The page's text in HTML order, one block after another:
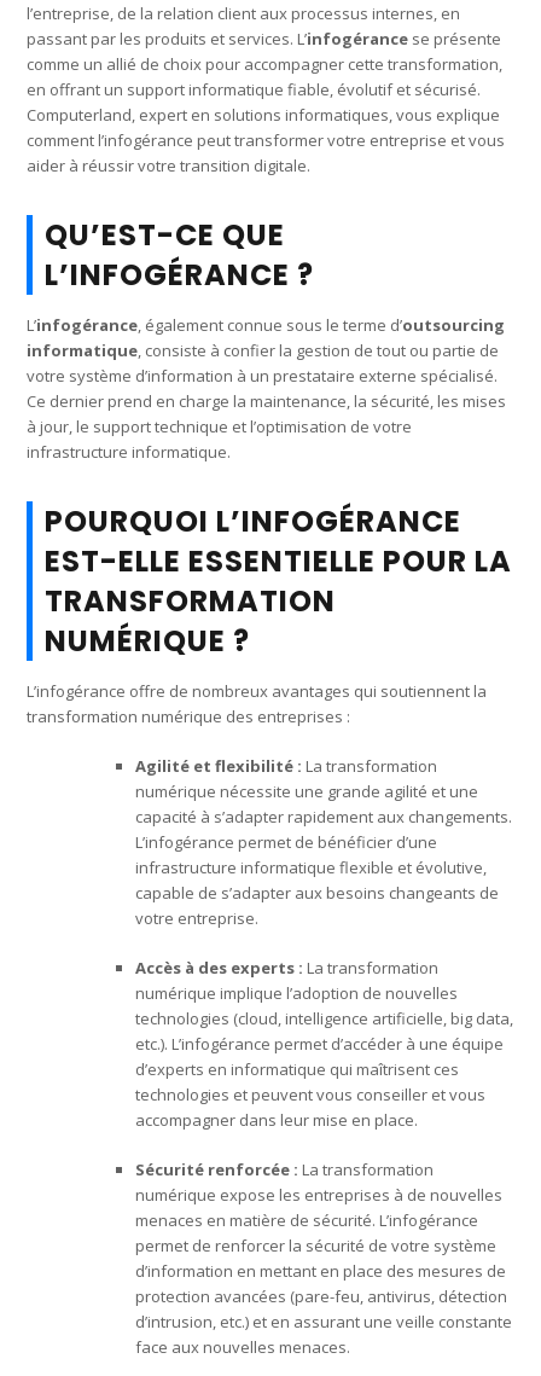
l’entreprise, de la relation client aux processus internes, en
passant par les produits et services. L’infogérance se présente
comme un allié de choix pour accompagner cette transformation,
en offrant un support informatique fiable, évolutif et sécurisé.
Computerland, expert en solutions informatiques, vous explique
comment l’infogérance peut transformer votre entreprise et vous
aider à réussir votre transition digitale.
QU’EST-CE QUE
L’INFOGÉRANCE ?
L’infogérance, également connue sous le terme d’outsourcing
informatique, consiste à confier la gestion de tout ou partie de
votre système d’information à un prestataire externe spécialisé.
Ce dernier prend en charge la maintenance, la sécurité, les mises
à jour, le support technique et l’optimisation de votre
infrastructure informatique.
POURQUOI L’INFOGÉRANCE
EST-ELLE ESSENTIELLE POUR LA
TRANSFORMATION
NUMÉRIQUE ?
L’infogérance offre de nombreux avantages qui soutiennent la
transformation numérique des entreprises :
Agilité et flexibilité : La transformation
numérique nécessite une grande agilité et une
capacité à s’adapter rapidement aux changements.
L’infogérance permet de bénéficier d’une
infrastructure informatique flexible et évolutive,
capable de s’adapter aux besoins changeants de
votre entreprise.
Accès à des experts : La transformation
numérique implique l’adoption de nouvelles
technologies (cloud, intelligence artificielle, big data,
etc.). L’infogérance permet d’accéder à une équipe
d’experts en informatique qui maîtrisent ces
technologies et peuvent vous conseiller et vous
accompagner dans leur mise en place.
Sécurité renforcée : La transformation
numérique expose les entreprises à de nouvelles
menaces en matière de sécurité. L’infogérance
permet de renforcer la sécurité de votre système
d’information en mettant en place des mesures de
protection avancées (pare-feu, antivirus, détection
d’intrusion, etc.) et en assurant une veille constante
face aux nouvelles menaces.